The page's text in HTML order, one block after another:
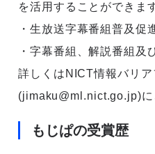
を活用することができま
・生放送字幕番組普及促
・字幕番組、解説番組及
詳しくはNICT情報バリア
(jimaku@ml.nict.go.jp)に
もじぱの受賞歴